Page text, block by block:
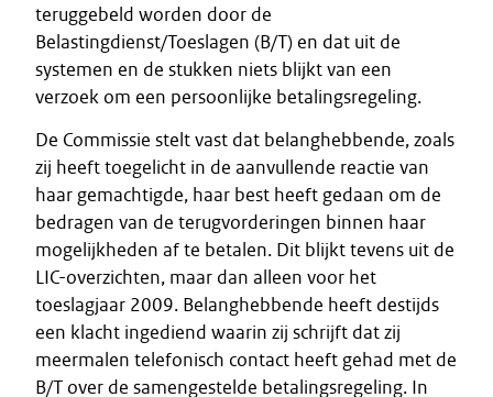
teruggebeld worden door de
Belastingdienst/Toeslagen (B/T) en dat uit de
systemen en de stukken niets blijkt van een
verzoek om een persoonlijke betalingsregeling.
De Commissie stelt vast dat belanghebbende, zoals
zij heeft toegelicht in de aanvullende reactie van
haar gemachtigde, haar best heeft gedaan om de
bedragen van de terugvorderingen binnen haar
mogelijkheden af te betalen. Dit blijkt tevens uit de
LIC-overzichten, maar dan alleen voor het
toeslagjaar 2009. Belanghebbende heeft destijds
een klacht ingediend waarin zij schrijft dat zij
meermalen telefonisch contact heeft gehad met de
B/T over de samengestelde betalingsregeling. In